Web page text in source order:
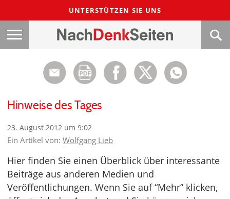
UNTERSTÜTZEN SIE UNS
Hinweise des Tages
23. August 2012 um 9:02
Ein Artikel von: Wolfgang Lieb
Hier finden Sie einen Überblick über interessante
Beiträge aus anderen Medien und
Veröffentlichungen. Wenn Sie auf “Mehr” klicken,